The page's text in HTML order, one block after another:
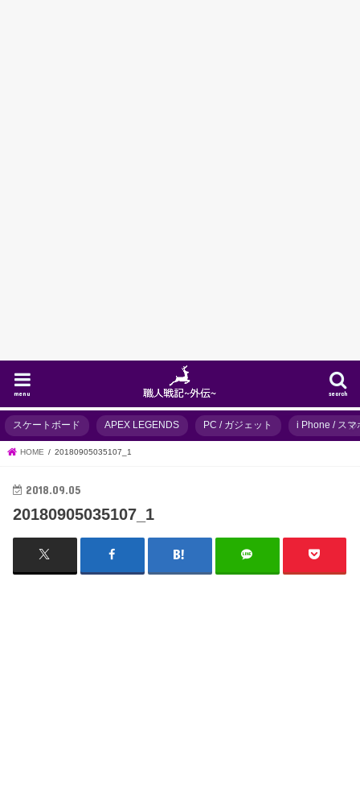
search
menu
スケートボード APEX LEGENDS PC / ガジェット i Phone / スマ
HOME 20180905035107_1
2018.09.05
20180905035107_1